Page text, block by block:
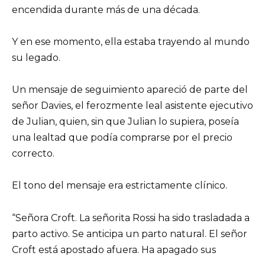
encendida durante más de una década.
Y en ese momento, ella estaba trayendo al mundo
su legado.
Un mensaje de seguimiento apareció de parte del
señor Davies, el ferozmente leal asistente ejecutivo
de Julian, quien, sin que Julian lo supiera, poseía
una lealtad que podía comprarse por el precio
correcto.
El tono del mensaje era estrictamente clínico.
“Señora Croft. La señorita Rossi ha sido trasladada a
parto activo. Se anticipa un parto natural. El señor
Croft está apostado afuera. Ha apagado sus